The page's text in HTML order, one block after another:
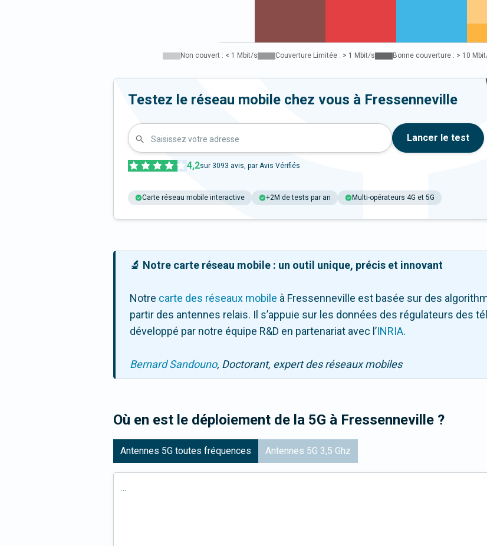
Non couvert : < 1 Mbit/s Couverture Limitée : > 1 Mbit/s Bonne couverture : > 10
Testez le réseau mobile chez vous à Fressenneville
Saisissez votre adresse Lancer le test
4,2sur 3093 avis, par Avis Vérifiés
Carte réseau mobile interactive +2M de tests par an Multi-opérateurs 4G et 5G
🔬 Notre carte réseau mobile : un outil unique, précis et innovant
Notre carte des réseaux mobile à Fressenneville est basée sur des
partir des antennes relais. Il s’appuie sur les données des régulateurs des
développé par notre équipe R&D en partenariat avec l ’INRIA.
Bernard Sandouno, Doctorant, expert des réseaux mobiles
Où en est le déploiement de la 5G à Fressenneville ?
Antennes 5G toutes fréquences Antennes 5G 3,5 Ghz
...